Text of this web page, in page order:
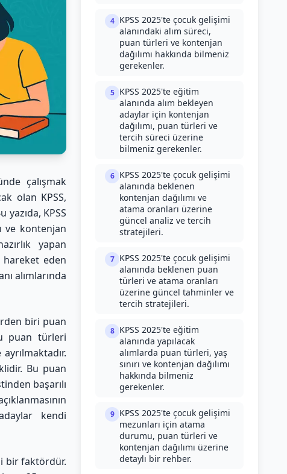
çalışmak
olan KPSS,
KPSS
ve kontenjan
yapan
eden
alımlarında
biri puan
puan türleri
Bu puan
başarılı
kendi
bir faktördür.
4 KPSS 2025'te çocuk gelişimi
alanındaki alım süreci,
puan türleri ve kontenjan
dağılımı hakkında bilmeniz
gerekenler.
5 KPSS 2025'te eğitim
alanında alım bekleyen
adaylar için kontenjan
dağılımı, puan türleri ve
tercih süreci üzerine
bilmeniz gerekenler.
6 KPSS 2025'te çocuk gelişimi
alanında beklenen
kontenjan dağılımı ve
atama oranları üzerine
güncel analiz ve tercih
stratejileri.
7 KPSS 2025'te çocuk gelişimi
alanında beklenen puan
türleri ve atama oranları
üzerine güncel tahminler ve
tercih stratejileri.
8 KPSS 2025'te eğitim
alanında yapılacak
alımlarda puan türleri, yaş
sınırı ve kontenjan dağılımı
hakkında bilmeniz
gerekenler.
9 KPSS 2025'te çocuk gelişimi
mezunları için atama
durumu, puan türleri ve
kontenjan dağılımı üzerine
detaylı bir rehber.